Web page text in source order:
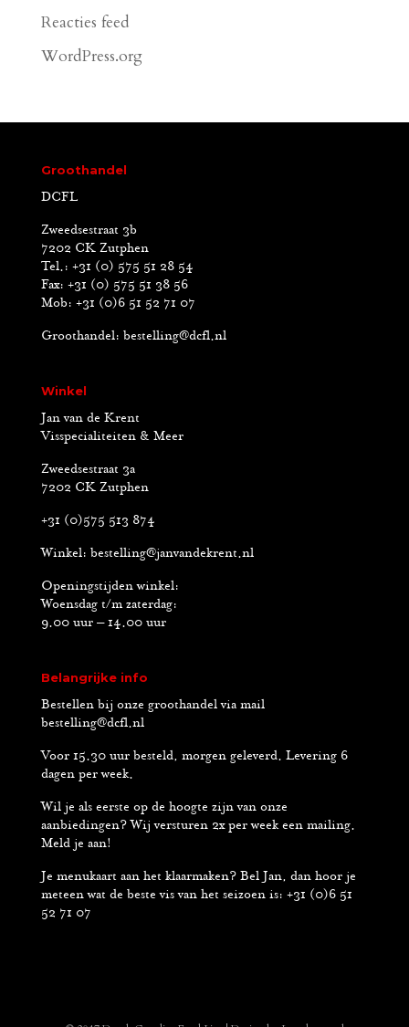
Reacties feed
WordPress.org
Groothandel
DCFL
Zweedsestraat 3b
7202 CK Zutphen
Tel.: +31 (0) 575 51 28 54
Fax: +31 (0) 575 51 38 56
Mob: +31 (0)6 51 52 71 07
Groothandel: bestelling@dcfl.nl
Winkel
Jan van de Krent
Visspecialiteiten & Meer
Zweedsestraat 3a
7202 CK Zutphen
+31 (0)575 513 874
Winkel: bestelling@janvandekrent.nl
Openingstijden winkel:
Woensdag t/m zaterdag:
9.00 uur – 14.00 uur
Belangrijke info
Bestellen bij onze groothandel via mail
bestelling@dcfl.nl
Voor 15.30 uur besteld, morgen geleverd. Levering 6
dagen per week.
Wil je als eerste op de hoogte zijn van onze
aanbiedingen? Wij versturen 2x per week een mailing.
Meld je aan!
Je menukaart aan het klaarmaken? Bel Jan, dan hoor je
meteen wat de beste vis van het seizoen is: +31 (0)6 51
52 71 07